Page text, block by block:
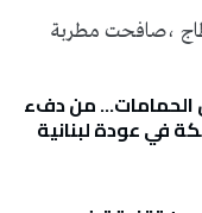
،صافحت مطربة
الحمامات… من دفء
في عودة لبنانية